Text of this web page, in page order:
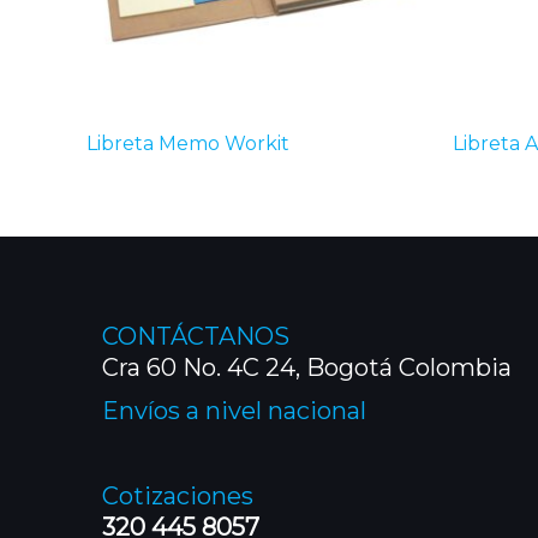
Libreta Memo Workit Libreta
CONTÁCTANOS
Cra 60 No. 4C 24, Bogotá Colombia
Envíos a nivel nacional
Cotizaciones
320 445 8057